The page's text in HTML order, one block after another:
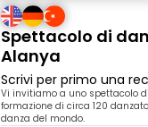
Spettacolo di
Alanya
Scrivi per primo una
Vi invitiamo a uno spettacolo
formazione di circa 120
danza del mondo.